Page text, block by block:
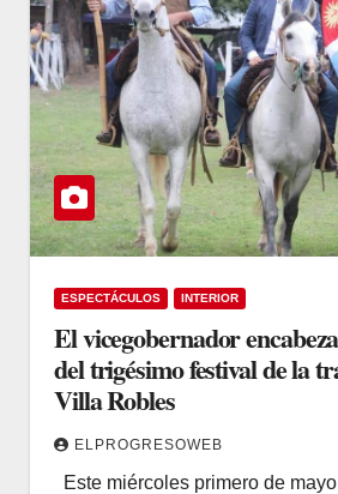
ESPECTÁCULOS INTERIOR
El vicegobernador
del trigésimo festival de la
Villa Robles
ELPROGRESOWEB
Este miércoles primero de